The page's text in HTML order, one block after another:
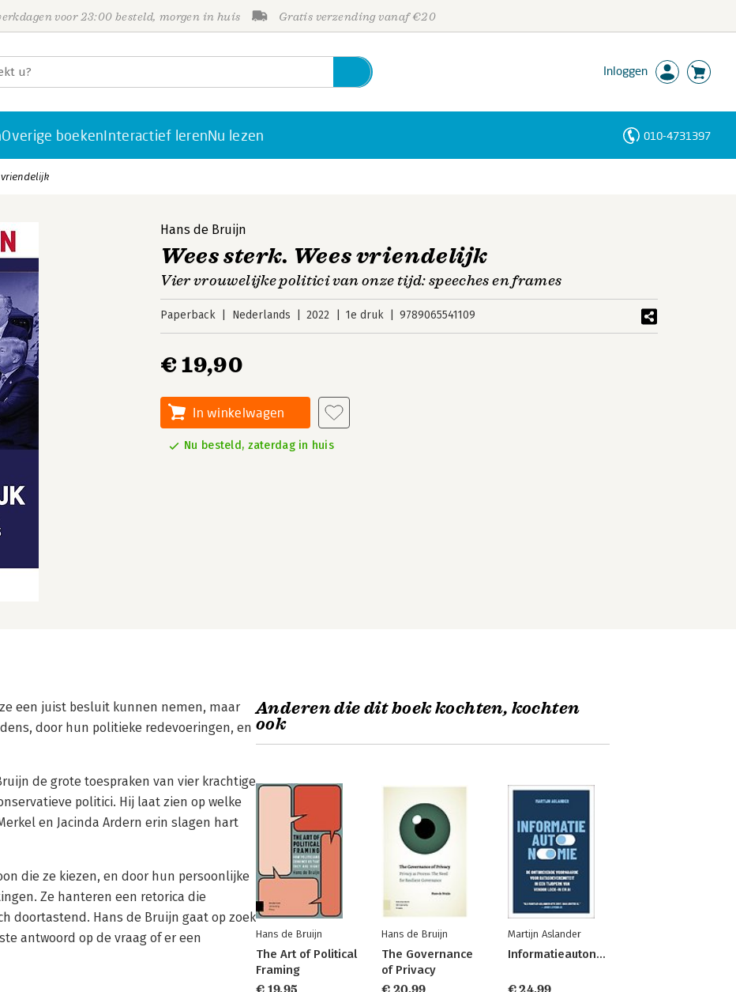
voor 23:00 besteld, morgen in huis Gratis verzending vanaf €20
Inloggen
Overige boekenInteractief lerenNu lezen 010-4731397
vriendelijk
Hans de Bruijn
Wees sterk. Wees vriendelijk
Vier vrouwelijke politici van onze tijd: speeches en frames
Paperback Nederlands 2022 1e druk 9789065541109
€ 19,90
In winkelwagen
Nu besteld, zaterdag in huis
een juist besluit kunnen nemen, maar
door hun politieke redevoeringen, en
de grote toespraken van vier krachtige
politici. Hij laat zien op welke
en Jacinda Ardern erin slagen hart
die ze kiezen, en door hun persoonlijke
Ze hanteren een retorica die
doortastend. Hans de Bruijn gaat op zoek
antwoord op de vraag of er een
Anderen die dit boek kochten, kochten
ook
Hans de Bruijn
The Art of Political
Framing
Hans de Bruijn
The Governance
of Privacy
Martijn Aslander
Informatieautonomie
Personen